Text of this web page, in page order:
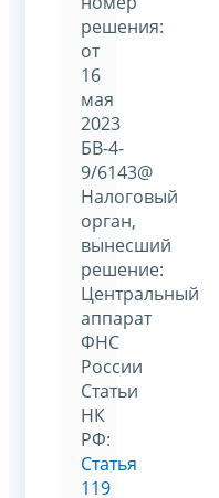
решения:
от
16
мая
2023
БВ-4-
9/6143@
Налоговый
орган,
вынесший
решение:
Центральный
аппарат
ФНС
России
Статьи
НК
РФ:
Статья
119